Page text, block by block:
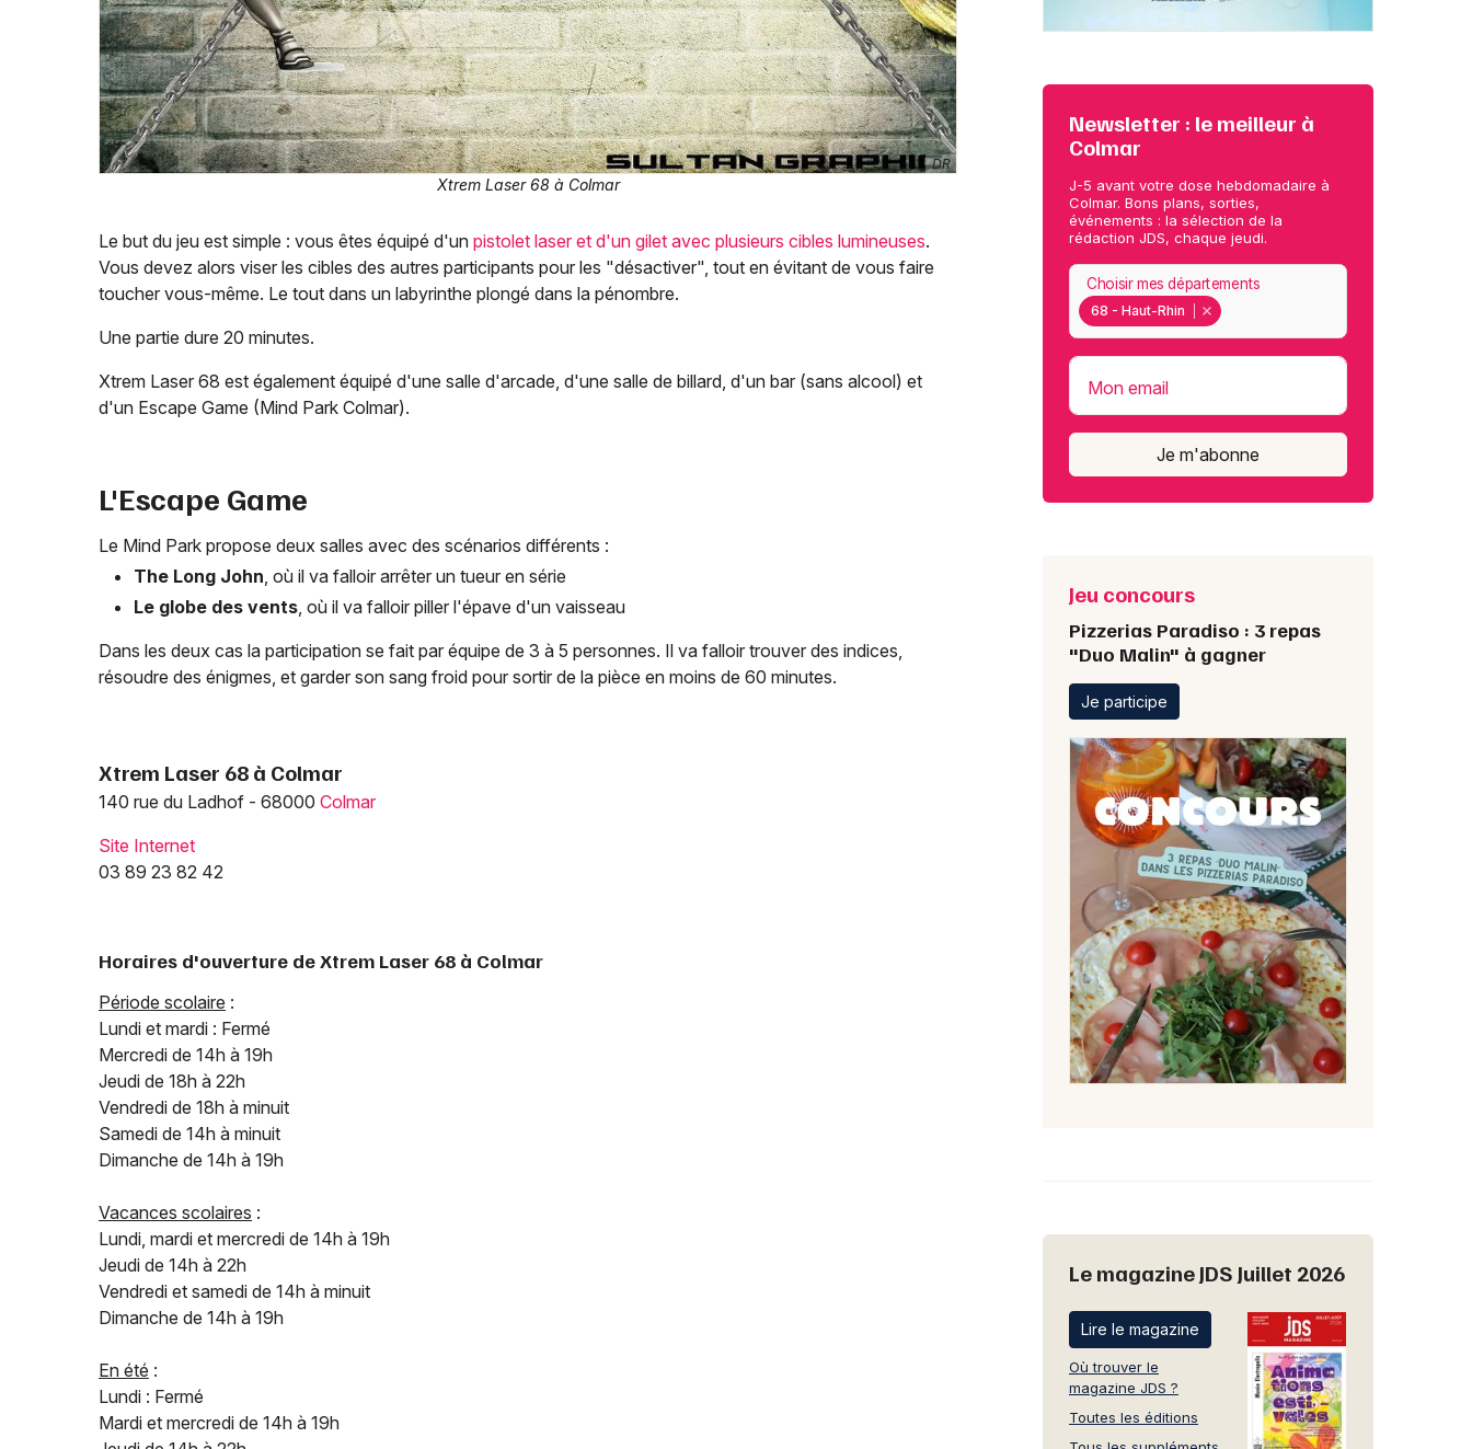
Jeux concours
Newsletter des sorties
Actus à Colmar
Actus tourisme & loisirs
Choisir mes départements
DR
Xtrem Laser 68 à Colmar
Le but du jeu est simple : vous êtes équipé d'un pistolet laser et d'un gilet avec plusieurs cibles lumineuses.
Vous devez alors viser les cibles des autres participants pour les "désactiver", tout en évitant de vous faire
toucher vous-même. Le tout dans un labyrinthe plongé dans la pénombre.
Une partie dure 20 minutes.
Xtrem Laser 68 est également équipé d'une salle d'arcade, d'une salle de billard, d'un bar (sans alcool) et
d'un Escape Game (Mind Park Colmar).
L'Escape Game
Le Mind Park propose deux salles avec des scénarios différents :
The Long John, où il va falloir arrêter un tueur en série
Le globe des vents, où il va falloir piller l'épave d'un vaisseau
Dans les deux cas la participation se fait par équipe de 3 à 5 personnes. Il va falloir trouver des indices,
résoudre des énigmes, et garder son sang froid pour sortir de la pièce en moins de 60 minutes.
Xtrem Laser 68 à Colmar
140 rue du Ladhof - 68000 Colmar
Site Internet
03 89 23 82 42
Horaires d'ouverture de Xtrem Laser 68 à Colmar
Période scolaire :
Lundi et mardi : Fermé
Mercredi de 14h à 19h
Jeudi de 18h à 22h
Vendredi de 18h à minuit
Samedi de 14h à minuit
Dimanche de 14h à 19h
Vacances scolaires :
Lundi, mardi et mercredi de 14h à 19h
Jeudi de 14h à 22h
Vendredi et samedi de 14h à minuit
Dimanche de 14h à 19h
En été :
Lundi : Fermé
Mardi et mercredi de 14h à 19h
Newsletter : le meilleur à
Colmar
J-5 avant votre dose hebdomadaire à
Colmar. Bons plans, sorties,
événements : la sélection de la
rédaction JDS, chaque jeudi.
68 - Haut-Rhin
Choisir mes départements
Mon email
Je m'abonne
Jeu concours
Pizzerias Paradiso : 3 repas
"Duo Malin" à gagner
Je participe
Le magazine JDS Juillet 2026
Lire le magazine
Où trouver le
magazine JDS ?
Toutes les éditions